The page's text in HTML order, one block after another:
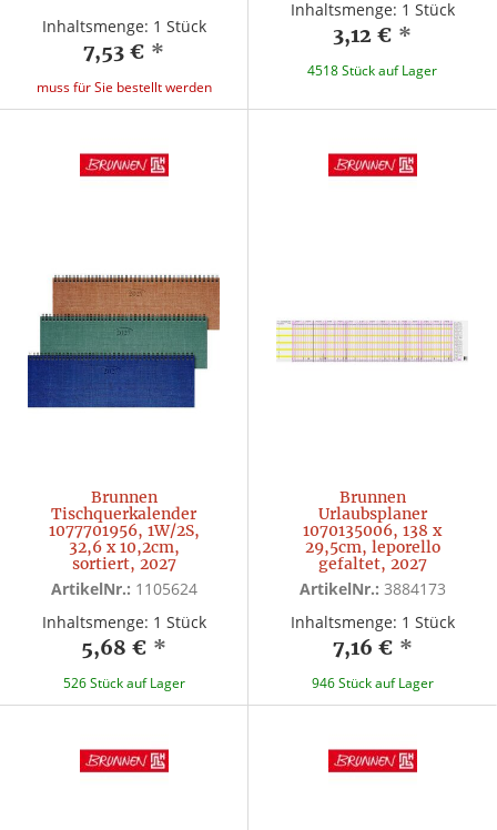
Inhaltsmenge: 1 Stück
7,53 € *
muss für Sie bestellt werden
Inhaltsmenge: 1 Stück
3,12 € *
4518 Stück auf Lager
Brunnen
Tischquerkalender
1077701956, 1W/2S,
32,6 x 10,2cm,
sortiert, 2027
ArtikelNr.: 1105624
Inhaltsmenge: 1 Stück
5,68 € *
526 Stück auf Lager
Brunnen
Urlaubsplaner
1070135006, 138 x
29,5cm, leporello
gefaltet, 2027
ArtikelNr.: 3884173
Inhaltsmenge: 1 Stück
7,16 € *
946 Stück auf Lager